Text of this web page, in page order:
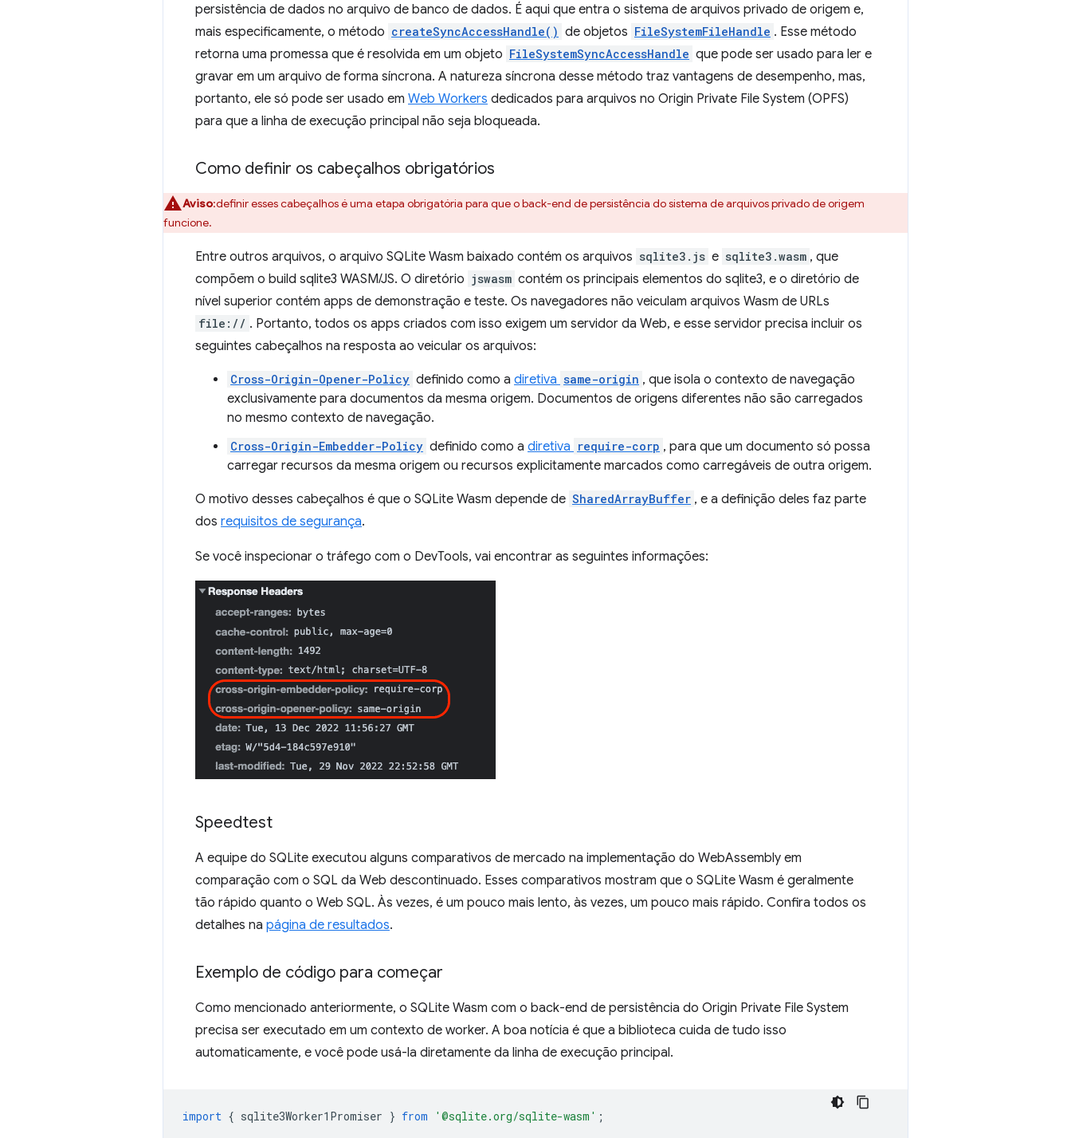
persistência de dados no arquivo de banco de dados. É aqui que entra o sistema de arquivos privado de origem e,
mais especificamente, o método createSyncAccessHandle() de objetos FileSystemFileHandle . Esse método
retorna uma promessa que é resolvida em um objeto FileSystemSyncAccessHandle que pode ser usado para ler e
gravar em um arquivo de forma síncrona. A natureza síncrona desse método traz vantagens de desempenho, mas,
portanto, ele só pode ser usado em Web Workers dedicados para arquivos no Origin Private File System (OPFS)
para que a linha de execução principal não seja bloqueada.
Como definir os cabeçalhos obrigatórios
Aviso:definir esses cabeçalhos é uma etapa obrigatória para que o back-end de persistência do sistema de arquivos privado de origem
funcione.
Entre outros arquivos, o arquivo SQLite Wasm baixado contém os arquivos sqlite3.js e sqlite3.wasm , que
compõem o build sqlite3 WASM/JS. O diretório jswasm contém os principais elementos do sqlite3, e o diretório de
nível superior contém apps de demonstração e teste. Os navegadores não veiculam arquivos Wasm de URLs
file:// . Portanto, todos os apps criados com isso exigem um servidor da Web, e esse servidor precisa incluir os
seguintes cabeçalhos na resposta ao veicular os arquivos:
Cross-Origin-Opener-Policy definido como a diretiva same-origin , que isola o contexto de navegação
exclusivamente para documentos da mesma origem. Documentos de origens diferentes não são carregados
no mesmo contexto de navegação.
Cross-Origin-Embedder-Policy definido como a diretiva require-corp , para que um documento só possa
carregar recursos da mesma origem ou recursos explicitamente marcados como carregáveis de outra origem.
O motivo desses cabeçalhos é que o SQLite Wasm depende de SharedArrayBuffer , e a definição deles faz parte
dos requisitos de segurança.
Se você inspecionar o tráfego com o DevTools, vai encontrar as seguintes informações:
Speedtest
A equipe do SQLite executou alguns comparativos de mercado na implementação do WebAssembly em
comparação com o SQL da Web descontinuado. Esses comparativos mostram que o SQLite Wasm é geralmente
tão rápido quanto o Web SQL. Às vezes, é um pouco mais lento, às vezes, um pouco mais rápido. Confira todos os
detalhes na página de resultados.
Exemplo de código para começar
Como mencionado anteriormente, o SQLite Wasm com o back-end de persistência do Origin Private File System
precisa ser executado em um contexto de worker. A boa notícia é que a biblioteca cuida de tudo isso
automaticamente, e você pode usá-la diretamente da linha de execução principal.
import { sqlite3Worker1Promiser } from '@sqlite.org/sqlite-wasm' ;